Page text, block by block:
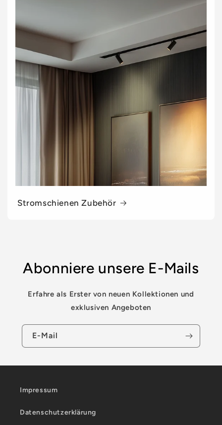
Stromschienen Zubehör
Abonniere unsere E-Mails
Erfahre als Erster von neuen Kollektionen und
exklusiven Angeboten
E-Mail
Impressum
Datenschutzerklärung